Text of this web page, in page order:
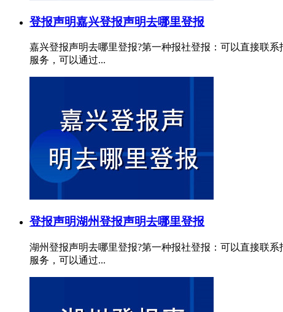
登报声明嘉兴登报声明去哪里登报
嘉兴登报声明去哪里登报?第一种报社登报：可以直接联
服务，可以通过...
登报声明湖州登报声明去哪里登报
湖州登报声明去哪里登报?第一种报社登报：可以直接联
服务，可以通过...